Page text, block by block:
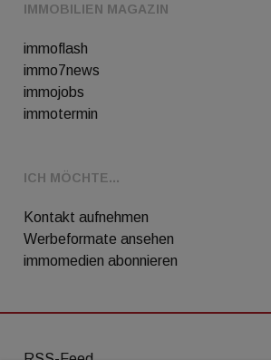
IMMOBILIEN MAGAZIN
immoflash
immo7news
immojobs
immotermin
ICH MÖCHTE...
Kontakt aufnehmen
Werbeformate ansehen
immomedien abonnieren